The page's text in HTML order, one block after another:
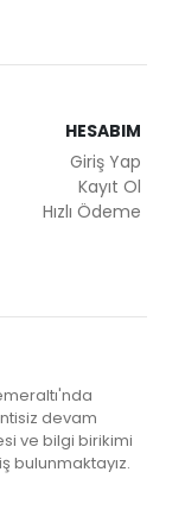
HESABIM
Giriş Yap
Kayıt Ol
Hızlı Ödeme
devam
ve bilgi birikimi
bulunmaktayız.